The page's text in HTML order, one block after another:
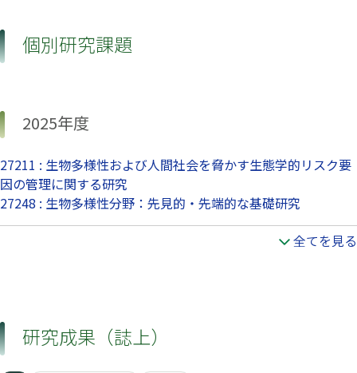
個別研究課題
2025年度
27211 : 生物多様性および人間社会を脅かす生態学的リスク要
因の管理に関する研究
27248 : 生物多様性分野：先見的・先端的な基礎研究
全てを見る
研究成果（誌上）